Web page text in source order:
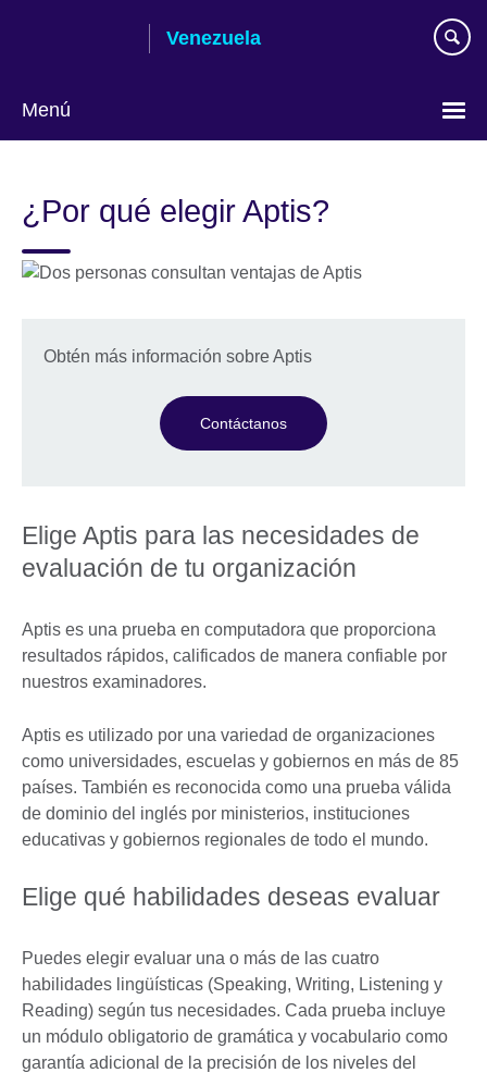
Venezuela
Menú
idioma
¿Por qué elegir Aptis?
Obtén más información sobre Aptis
Contáctanos
Elige Aptis para las necesidades de
evaluación de tu organización
Aptis es una prueba en computadora que proporciona
resultados rápidos, calificados de manera confiable por
nuestros examinadores.
Aptis es utilizado por una variedad de organizaciones
como universidades, escuelas y gobiernos en más de 85
países. También es reconocida como una prueba válida
de dominio del inglés por ministerios, instituciones
educativas y gobiernos regionales de todo el mundo.
Elige qué habilidades deseas evaluar
Puedes elegir evaluar una o más de las cuatro
habilidades lingüísticas (Speaking, Writing, Listening y
Reading) según tus necesidades. Cada prueba incluye
un módulo obligatorio de gramática y vocabulario como
garantía adicional de la precisión de los niveles del